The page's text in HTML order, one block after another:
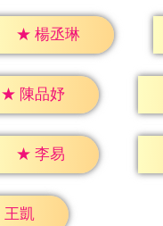
★ 楊丞琳
★ 陳品妤
★ 李易
王凱